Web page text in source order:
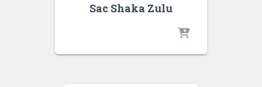
Sac Shaka Zulu